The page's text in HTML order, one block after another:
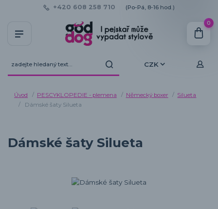
CZK
+420 608 258 710 (Po-Pá, 8-16 hod.)
0
Úvod PESCYKLOPEDIE - plemena Německý boxer
Silueta
Dámské šaty Silueta
Dámské šaty Silueta